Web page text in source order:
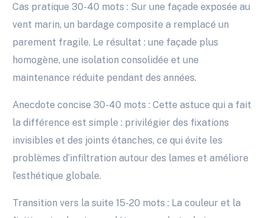
Cas pratique 30-40 mots : Sur une façade exposée au
vent marin, un bardage composite a remplacé un
parement fragile. Le résultat : une façade plus
homogène, une isolation consolidée et une
maintenance réduite pendant des années.
Anecdote concise 30-40 mots : Cette astuce qui a fait
la différence est simple : privilégier des fixations
invisibles et des joints étanches, ce qui évite les
problèmes d’infiltration autour des lames et améliore
l’esthétique globale.
Transition vers la suite 15-20 mots : La couleur et la